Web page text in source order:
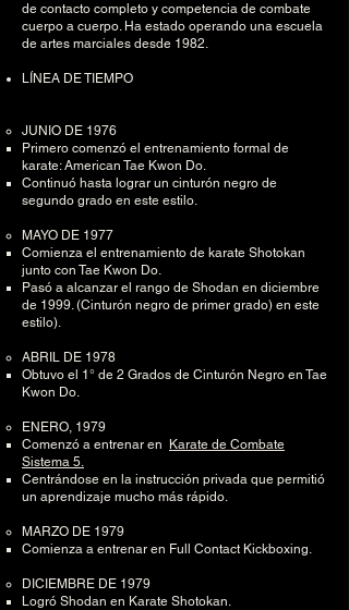
de contacto completo y competencia de combate
cuerpo a cuerpo. Ha estado operando una escuela
de artes marciales desde 1982.
LÍNEA DE TIEMPO
JUNIO DE 1976
Primero comenzó el entrenamiento formal de
karate: American Tae Kwon Do.
Continuó hasta lograr un cinturón negro de
segundo grado en este estilo.
MAYO DE 1977
Comienza el entrenamiento de karate Shotokan
junto con Tae Kwon Do.
Pasó a alcanzar el rango de Shodan en diciembre
de 1999. (Cinturón negro de primer grado) en este
estilo).
ABRIL DE 1978
Obtuvo el 1° de 2 Grados de Cinturón Negro en Tae
Kwon Do.
ENERO, 1979
Comenzó a entrenar en
Karate de Combate
Sistema 5.
Centrándose en la instrucción privada que permitió
un aprendizaje mucho más rápido.
MARZO DE 1979
Comienza a entrenar en Full Contact Kickboxing.
DICIEMBRE DE 1979
Logró Shodan en Karate Shotokan.